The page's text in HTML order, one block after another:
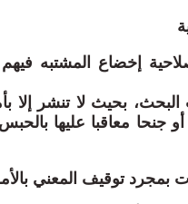
صلاحية إخضاع المشتبه
بحيث لا تنشر إلا
أو جنحا معاقبا عليها
بمجرد توقيف المعني